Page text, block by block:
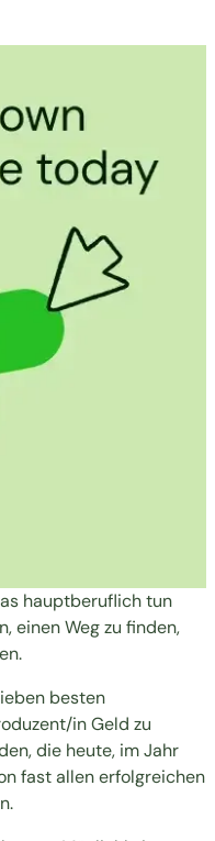
hauptberuflich tun
einen Weg zu finden,
besten
in Geld zu
die heute, im Jahr
fast allen erfolgreichen